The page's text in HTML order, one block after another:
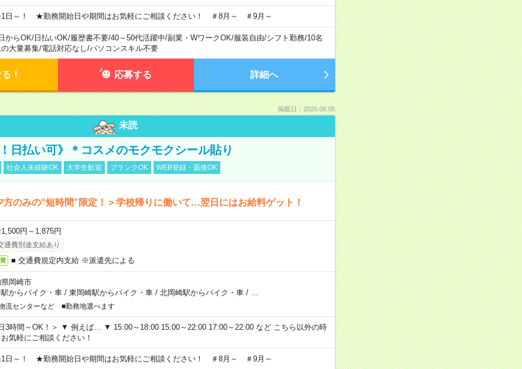
1日～！ ★勤務開始日や期間はお気軽にご相談ください！ ＃8月～ ＃9月～
からOK/日払いOK/履歴書不要/40～50代活躍中/副業・WワークOK/服装自由/シフト勤務/10名
大量募集/電話対応なし/パソコンスキル不要
！ 応募する 詳細へ
掲載日：2026.08.05
未読
日払い可》＊コスメのモクモクシール貼り
社会人未経験OK 大学生歓迎 ブランクOK WEB登録・面接OK
方のみの“短時間”限定！＞学校帰りに働いて…翌日にはお給料ゲット！
円～1,875円
通費別途支給あり
■ 交通費規定内支給 ※派遣先による
岡崎市
駅からバイク・車/ 東岡崎駅からバイク・車/ 北岡崎駅からバイク・車/
流センターなど ■勤務地選べます
3時間～OK！＞ ▼ 例えば… ▼ 15:00～18:00 15:00～22:00 17:00～22:00 など こちら以外の時
気軽にご相談ください！
1日～！ ★勤務開始日や期間はお気軽にご相談ください！ ＃8月～ ＃9月～